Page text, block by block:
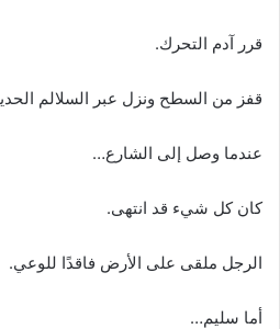
قرر آدم التحرك.
قفز من السطح ونزل عبر السلالم
عندما وصل إلى الشارع…
كان كل شيء قد انتهى.
الرجل ملقى على الأرض فاقدًا للوعي.
أما سليم…